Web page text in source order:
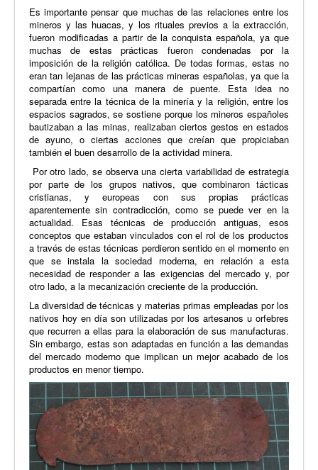
Es importante pensar que muchas de las relaciones entre los
mineros y las huacas, y los rituales previos a la extracción,
fueron modificadas a partir de la conquista española, ya que
muchas de estas prácticas fueron condenadas por la
imposición de la religión católica. De todas formas, estas no
eran tan lejanas de las prácticas mineras españolas, ya que la
compartían como una manera de puente. Esta idea no
separada entre la técnica de la minería y la religión, entre los
espacios sagrados, se sostiene porque los mineros españoles
bautizaban a las minas, realizaban ciertos gestos en estados
de ayuno, o ciertas acciones que creían que propiciaban
también el buen desarrollo de la actividad minera.
Por otro lado, se observa una cierta variabilidad de estrategia
por parte de los grupos nativos, que combinaron tácticas
cristianas, y europeas con sus propias prácticas
aparentemente sin contradicción, como se puede ver en la
actualidad. Esas técnicas de producción antiguas, esos
conceptos que estaban vinculados con el rol de los productos
a través de estas técnicas perdieron sentido en el momento en
que se instala la sociedad moderna, en relación a esta
necesidad de responder a las exigencias del mercado y, por
otro lado, a la mecanización creciente de la producción.
La diversidad de técnicas y materias primas empleadas por los
nativos hoy en día son utilizadas por los artesanos u orfebres
que recurren a ellas para la elaboración de sus manufacturas.
Sin embargo, estas son adaptadas en función a las demandas
del mercado moderno que implican un mejor acabado de los
productos en menor tiempo.